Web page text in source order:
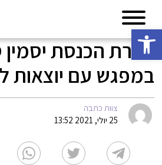
פתח סרגל נגישות
חברת הכנסת
במפגש עם יוצאות
צוות כתבה
25 יולי, 2021 13:52